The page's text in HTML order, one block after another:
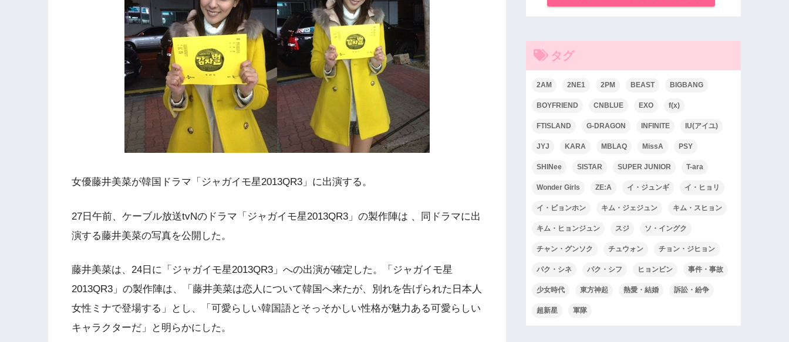
女優藤井美菜が韓国ドラマ「ジャガイモ星2013QR3」に出演する。
27日午前、ケーブル放送tvNのドラマ「ジャガイモ星2013QR3」の製作陣は 、同ドラマに出
演する藤井美菜の写真を公開した。
藤井美菜は、24日に「ジャガイモ星2013QR3」への出演が確定した。「ジャガイモ星
2013QR3」の製作陣は、「藤井美菜は恋人について韓国へ来たが、別れを告げられた日本人
女性ミナで登場する」とし、「可愛らしい韓国語とそっそかしい性格が魅力ある可愛らしい
キャラクターだ」と明らかにした。
タグ
2AM 2NE1 2PM BEAST BIGBANG
BOYFRIEND CNBLUE EXO f(x)
FTISLAND G-DRAGON INFINITE IU(アイユ)
JYJ KARA MBLAQ MissA PSY
SHINee SISTAR SUPER JUNIOR T-ara
Wonder Girls ZE:A イ・ジュンギ イ・ヒョリ
イ・ビョンホン キム・ジェジュン キム・スヒョン
キム・ヒョンジュン スジ ソ・イングク
チャン・グンソク チュウォン チョン・ジヒョン
パク・シネ パク・シフ ヒョンビン 事件・事故
少女時代 東方神起 熱愛・結婚 訴訟・紛争
超新星 軍隊